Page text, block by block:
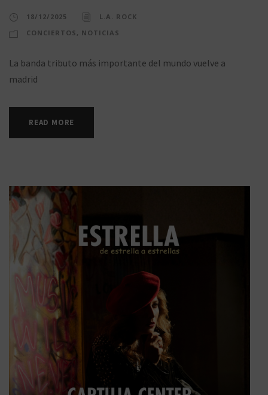
18/12/2025
L.A. ROCK
CONCIERTOS , NOTICIAS
La banda tributo más importante del mundo vuelve a
madrid
READ MORE